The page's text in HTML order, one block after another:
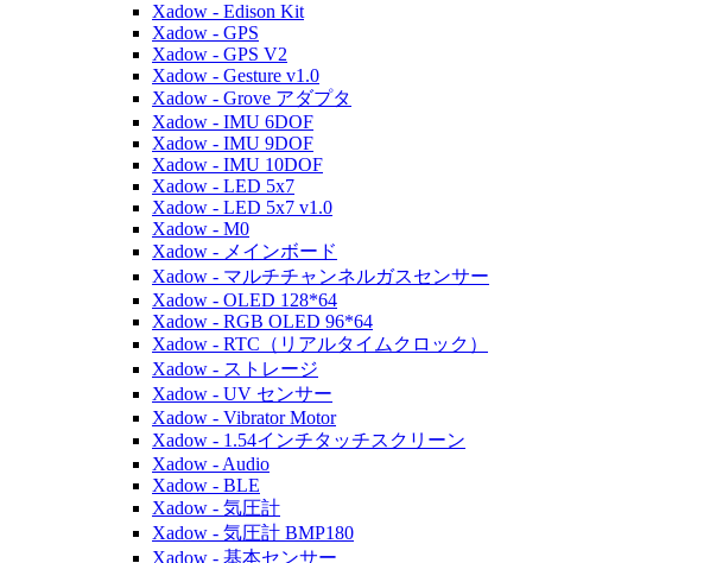
Xadow - Edison Kit
Xadow - GPS
Xadow - GPS V2
Xadow - Gesture v1.0
Xadow - Grove アダプタ
Xadow - IMU 6DOF
Xadow - IMU 9DOF
Xadow - IMU 10DOF
Xadow - LED 5x7
Xadow - LED 5x7 v1.0
Xadow - M0
Xadow - メインボード
Xadow - マルチチャンネルガスセンサー
Xadow - OLED 128*64
Xadow - RGB OLED 96*64
Xadow - RTC（リアルタイムクロック）
Xadow - ストレージ
Xadow - UV センサー
Xadow - Vibrator Motor
Xadow - 1.54インチタッチスクリーン
Xadow - Audio
Xadow - BLE
Xadow - 気圧計
Xadow - 気圧計 BMP180
Xadow - 基本センサー